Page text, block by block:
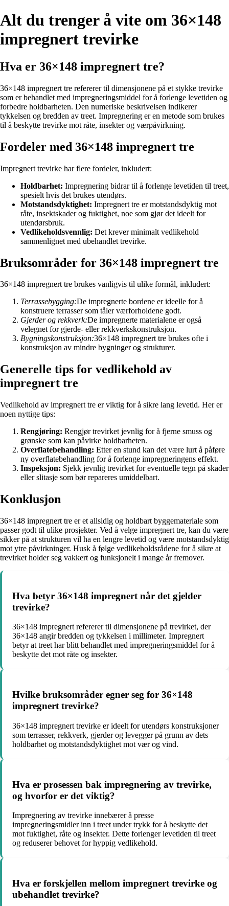
Alt du trenger å vite om 36×148
impregnert trevirke
Hva er 36×148 impregnert tre?
36×148 impregnert tre refererer til dimensjonene på et stykke trevirke
som er behandlet med impregneringsmiddel for å forlenge levetiden og
forbedre holdbarheten. Den numeriske beskrivelsen indikerer
tykkelsen og bredden av treet. Impregnering er en metode som brukes
til å beskytte trevirke mot råte, insekter og værpåvirkning.
Fordeler med 36×148 impregnert tre
Impregnert trevirke har flere fordeler, inkludert:
Holdbarhet: Impregnering bidrar til å forlenge levetiden til treet,
spesielt hvis det brukes utendørs.
Motstandsdyktighet: Impregnert tre er motstandsdyktig mot
råte, insektskader og fuktighet, noe som gjør det ideelt for
utendørsbruk.
Vedlikeholdsvennlig: Det krever minimalt vedlikehold
sammenlignet med ubehandlet trevirke.
Bruksområder for 36×148 impregnert tre
36×148 impregnert tre brukes vanligvis til ulike formål, inkludert:
Terrassebygging:De impregnerte bordene er ideelle for å
konstruere terrasser som tåler værforholdene godt.
Gjerder og rekkverk:De impregnerte materialene er også
velegnet for gjerde- eller rekkverkskonstruksjon.
Bygningskonstruksjon:36×148 impregnert tre brukes ofte i
konstruksjon av mindre bygninger og strukturer.
Generelle tips for vedlikehold av
impregnert tre
Vedlikehold av impregnert tre er viktig for å sikre lang levetid. Her er
noen nyttige tips:
Rengjøring: Rengjør trevirket jevnlig for å fjerne smuss og
grønske som kan påvirke holdbarheten.
Overflatebehandling: Etter en stund kan det være lurt å påføre
ny overflatebehandling for å forlenge impregneringens effekt.
Inspeksjon: Sjekk jevnlig trevirket for eventuelle tegn på skader
eller slitasje som bør repareres umiddelbart.
Konklusjon
36×148 impregnert tre er et allsidig og holdbart byggemateriale som
passer godt til ulike prosjekter. Ved å velge impregnert tre, kan du være
sikker på at strukturen vil ha en lengre levetid og være motstandsdyktig
mot ytre påvirkninger. Husk å følge vedlikeholdsrådene for å sikre at
trevirket holder seg vakkert og funksjonelt i mange år fremover.
Hva betyr 36×148 impregnert når det gjelder
trevirke?
36×148 impregnert refererer til dimensjonene på trevirket, der
36×148 angir bredden og tykkelsen i millimeter. Impregnert
betyr at treet har blitt behandlet med impregneringsmiddel for å
beskytte det mot råte og insekter.
Hvilke bruksområder egner seg for 36×148
impregnert trevirke?
36×148 impregnert trevirke er ideelt for utendørs konstruksjoner
som terrasser, rekkverk, gjerder og levegger på grunn av dets
holdbarhet og motstandsdyktighet mot vær og vind.
Hva er prosessen bak impregnering av trevirke,
og hvorfor er det viktig?
Impregnering av trevirke innebærer å presse
impregneringsmidler inn i treet under trykk for å beskytte det
mot fuktighet, råte og insekter. Dette forlenger levetiden til treet
og reduserer behovet for hyppig vedlikehold.
Hva er forskjellen mellom impregnert trevirke og
ubehandlet trevirke?